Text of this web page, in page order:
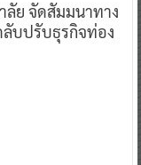
ย จัดสัมมนาทาง
ลับปรับธุรกิจท่อง